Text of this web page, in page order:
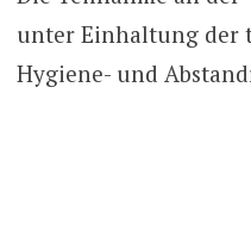
unter Einhaltung der
Hygiene- und